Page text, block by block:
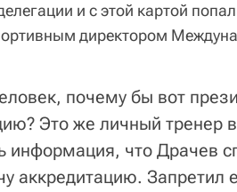
и с этой картой
директором
почему бы вот
Это же личный тренер
информация, что Драчев
аккредитацию.